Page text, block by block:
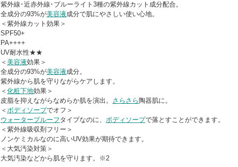
紫外線･近赤外線･ブルーライト3種の紫外線カット成分配合。
全成分の93%が美容液成分で肌にやさしい使い心地。
＜紫外線カット効果＞
SPF50+
PA++++
UV耐水性★★
＜ 美容液効果＞
全成分の93%が美容液成分。
紫外線から肌を守りながらケアします。
＜ 化粧下地効果＞
皮脂を抑えながらなめらか肌を演出。 さらさら 陶器肌に。
＜ ボディソープでオフ＞
ウォータープルーフタイプなのに、 ボディソープで落とすことができます。
＜紫外線吸収剤フリー＞
ノンケミカルなのに高いUV効果が期待できます。
＜大気汚染対策＞
大気汚染などから肌を守ります。※2